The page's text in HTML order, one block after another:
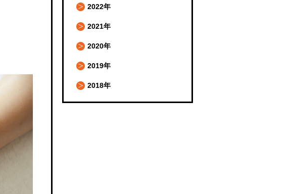
2022年
2021年
2020年
2019年
2018年